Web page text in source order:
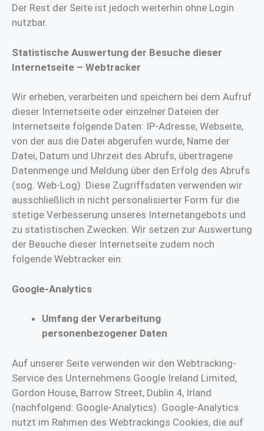
Der Rest der Seite ist jedoch weiterhin ohne Login
nutzbar.
Statistische Auswertung der Besuche dieser
Internetseite – Webtracker
Wir erheben, verarbeiten und speichern bei dem Aufruf
dieser Internetseite oder einzelner Dateien der
Internetseite folgende Daten: IP-Adresse, Webseite,
von der aus die Datei abgerufen wurde, Name der
Datei, Datum und Uhrzeit des Abrufs, übertragene
Datenmenge und Meldung über den Erfolg des Abrufs
(sog. Web-Log). Diese Zugriffsdaten verwenden wir
ausschließlich in nicht personalisierter Form für die
stetige Verbesserung unseres Internetangebots und
zu statistischen Zwecken. Wir setzen zur Auswertung
der Besuche dieser Internetseite zudem noch
folgende Webtracker ein:
Google-Analytics
Umfang der Verarbeitung
personenbezogener Daten
Auf unserer Seite verwenden wir den Webtracking-
Service des Unternehmens Google Ireland Limited,
Gordon House, Barrow Street, Dublin 4, Irland
(nachfolgend: Google-Analytics). Google-Analytics
nutzt im Rahmen des Webtrackings Cookies, die auf